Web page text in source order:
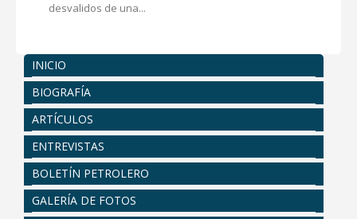
desvalidos de una...
INICIO
BIOGRAFÍA
ARTÍCULOS
ENTREVISTAS
BOLETÍN PETROLERO
GALERÍA DE FOTOS